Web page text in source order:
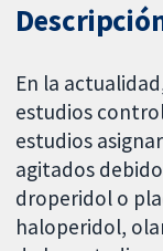
En la
estudios
estudios
agitados
droperidol o
haloperidol,